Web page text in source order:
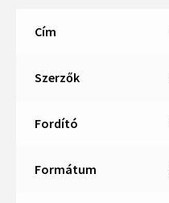
Cím
Szerzők
Fordító
Formátum